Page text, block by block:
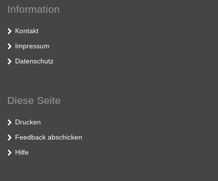
Information
Kontakt
Impressum
Datenschutz
Diese Seite
Drucken
Feedback abschicken
Hilfe